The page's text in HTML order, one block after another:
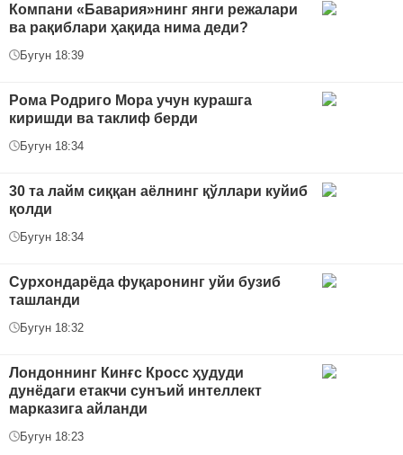
Компани «Бавария»нинг янги режалари
ва рақиблари ҳақида нима деди?
Бугун 18:39
Рома Родриго Мора учун курашга
киришди ва таклиф берди
Бугун 18:34
30 та лайм сиққан аёлнинг қўллари куйиб
қолди
Бугун 18:34
Сурхондарёда фуқаронинг уйи бузиб
ташланди
Бугун 18:32
Лондоннинг Кинғс Кросс ҳудуди
дунёдаги етакчи сунъий интеллект
марказига айланди
Бугун 18:23